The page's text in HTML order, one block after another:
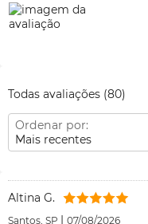
Todas avaliações (80)
Ordenar por:
Mais recentes
Altina G.
Santos, SP | 07/08/2026